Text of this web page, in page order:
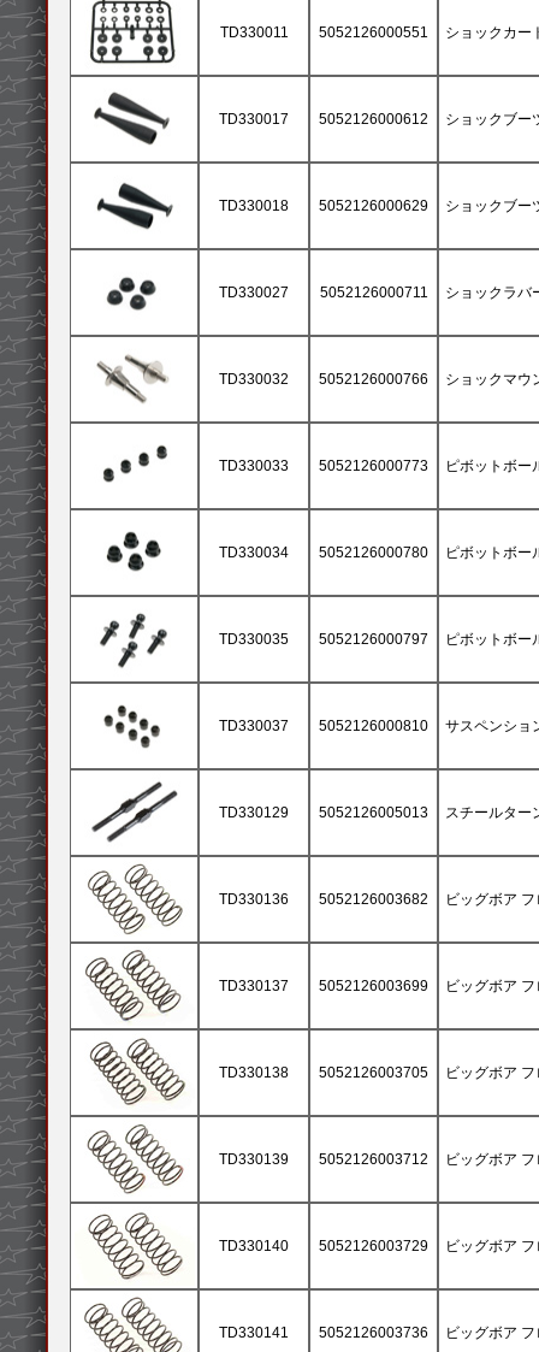
TD330011 5052126000551 ショックカー
TD330017 5052126000612 ショックブー
TD330018 5052126000629 ショックブー
TD330027 5052126000711 ショックラバ
TD330032 5052126000766 ショックマウ
TD330033 5052126000773 ピボットボー
TD330034 5052126000780 ピボットボー
TD330035 5052126000797 ピボットボー
TD330037 5052126000810 サスペンショ
TD330129 5052126005013 スチールター
TD330136 5052126003682 ビッグボア
TD330137 5052126003699 ビッグボア
TD330138 5052126003705 ビッグボア
TD330139 5052126003712 ビッグボア
TD330140 5052126003729 ビッグボア
TD330141 5052126003736 ビッグボア